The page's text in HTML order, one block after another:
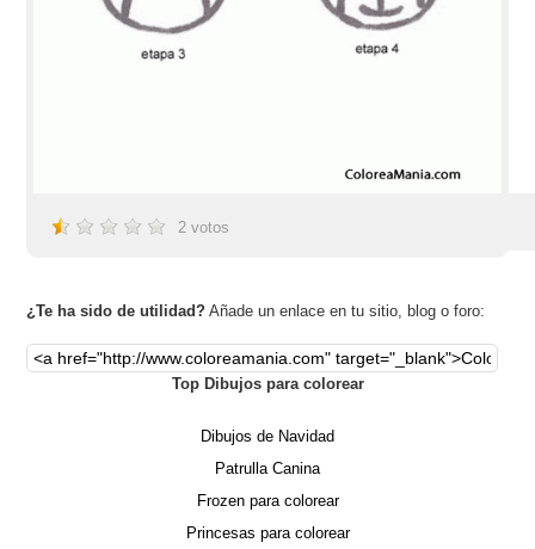
2 votos
¿Te ha sido de utilidad? Añade un enlace en tu sitio, blog o foro:
Top Dibujos para colorear
Dibujos de Navidad
Patrulla Canina
Frozen para colorear
Princesas para colorear